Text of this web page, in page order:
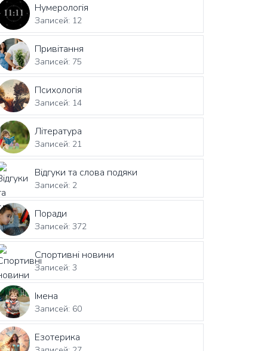
Нумерологія
Записей: 12
Привітання
Записей: 75
Психологія
Записей: 14
Література
Записей: 21
Відгуки та слова подяки
Записей: 2
Поради
Записей: 372
Спортивні новини
Записей: 3
Імена
Записей: 60
Езотерика